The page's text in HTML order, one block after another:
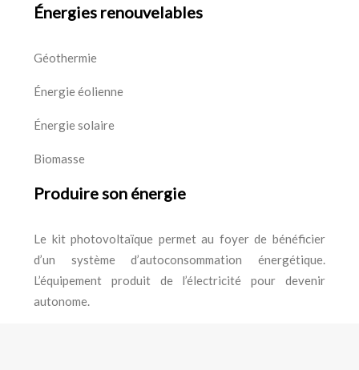
Énergies renouvelables
Géothermie
Énergie éolienne
Énergie solaire
Biomasse
Produire son énergie
Le kit photovoltaïque permet au foyer de bénéficier
d’un système d’autoconsommation énergétique.
L’équipement produit de l’électricité pour devenir
autonome.